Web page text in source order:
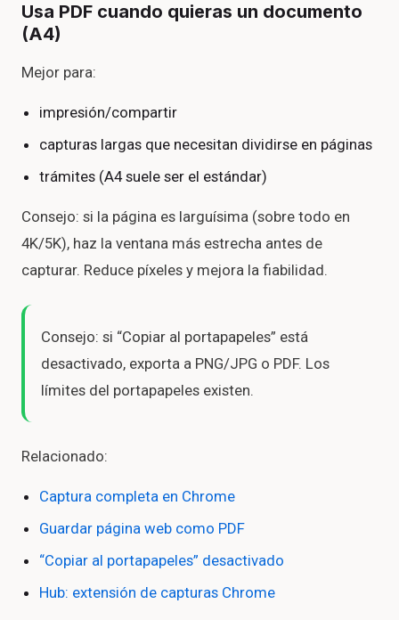
Usa PDF cuando quieras un documento
(A4)
Mejor para:
impresión/compartir
capturas largas que necesitan dividirse en páginas
trámites (A4 suele ser el estándar)
Consejo: si la página es larguísima (sobre todo en
4K/5K), haz la ventana más estrecha antes de
capturar. Reduce píxeles y mejora la fiabilidad.
Consejo: si “Copiar al portapapeles” está
desactivado, exporta a PNG/JPG o PDF. Los
límites del portapapeles existen.
Relacionado:
Captura completa en Chrome
Guardar página web como PDF
“Copiar al portapapeles” desactivado
Hub: extensión de capturas Chrome